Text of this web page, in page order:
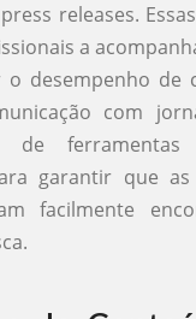
releases.
a
o desempenho de
com
de
garantir que as
facilmente